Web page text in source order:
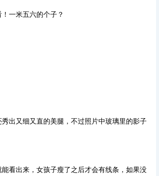
一米五六的个子？
出又细又直的美腿，不过照片中玻璃里的影子
看出来，女孩子瘦了之后才会有线条，如果没